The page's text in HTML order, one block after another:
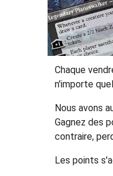
Chaque
n'importe
Nous avons
Gagnez des
contraire,
Les points